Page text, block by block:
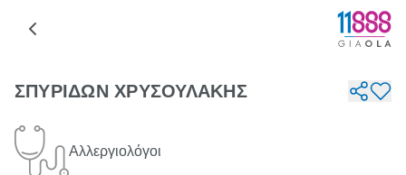
ΣΠΥΡΙΔΩΝ ΧΡΥΣΟΥΛΑΚΗΣ
Αλλεργιολόγοι